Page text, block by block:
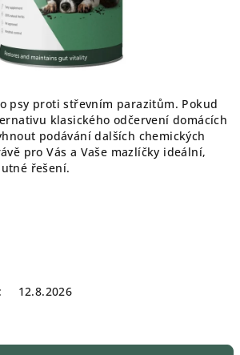
psy proti střevním parazitům. Pokud
klasického odčervení domácích
podávání dalších chemických
pro Vás a Vaše mazlíčky ideální,
řešení.
12.8.2026